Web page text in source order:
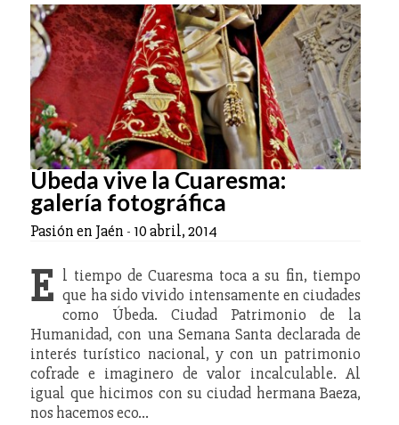
Úbeda vive la Cuaresma:
galería fotográfica
Pasión en Jaén - 10 abril, 2014
E l tiempo de Cuaresma toca a su fin, tiempo
que ha sido vivido intensamente en ciudades
como Úbeda. Ciudad Patrimonio de la
Humanidad, con una Semana Santa declarada de
interés turístico nacional, y con un patrimonio
cofrade e imaginero de valor incalculable. Al
igual que hicimos con su ciudad hermana Baeza,
nos hacemos eco…